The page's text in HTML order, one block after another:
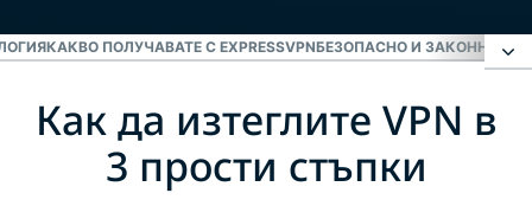
КАКВО ПОЛУЧАВАТЕ С EXPRESSVPNБЕЗОПАСНО И ЗАКОННО ЛИ
Как да изтеглите VPN в 3 прости стъпки
VPN изтегляния за всички платформи
Как да изтеглите VPN в
3 прости стъпки